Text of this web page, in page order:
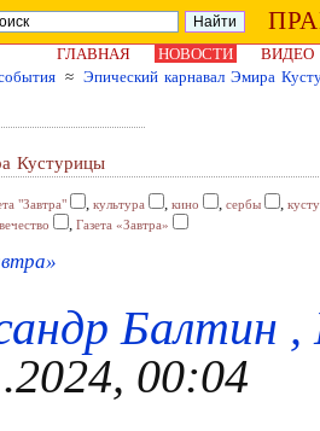
ГЛАВНАЯ НОВОСТИ
ВИДЕО
≈ Эпический карнавал Эмира
Кустурицы
"Завтра" , культура , кино , сербы ,
, Газета «Завтра»
Балтин
00:04